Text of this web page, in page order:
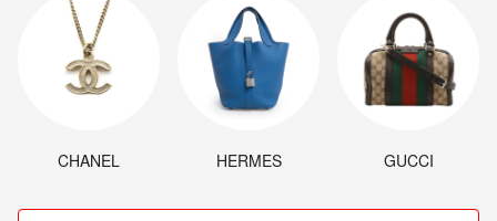
CHANEL HERMES GUCCI